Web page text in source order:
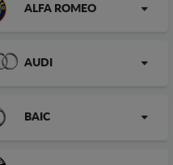
ALFA ROMEO
AUDI
BAIC